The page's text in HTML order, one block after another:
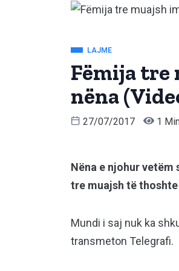
LAJME
Fëmija tre
nëna
27/07/2017 1
Nëna e njohur vetëm
tre muajsh të
Mundi i saj nuk ka
transmeton Telegrafi.